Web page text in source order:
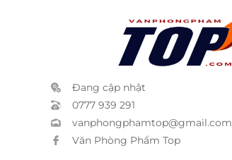
Đang cập nhật
0777 939 291
vanphongphamtop@gmail.com
Văn Phòng Phẩm Top